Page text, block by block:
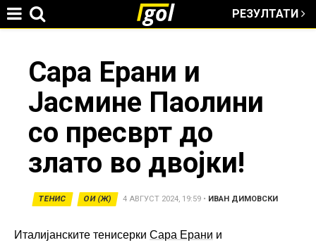
РЕЗУЛТАТИ
here
Сара Ерани и
Јасмине Паолини
со пресврт до
злато во двојки!
ТЕНИС ОИ (Ж) 4 АВГУСТ 2024, 19:59 • ИВАН ДИМОВСКИ
Италијанските тенисерки Сара Ерани и